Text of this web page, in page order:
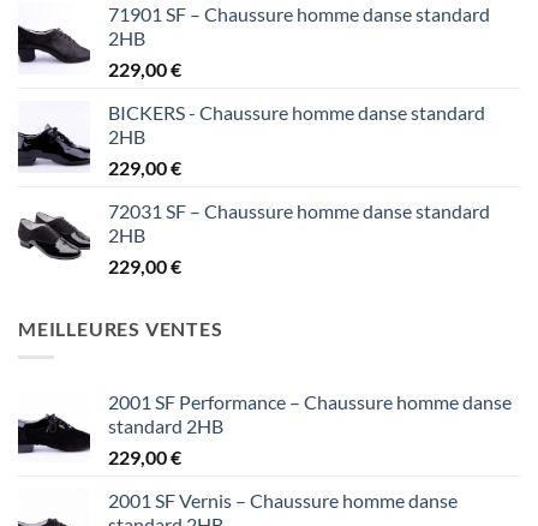
71901 SF – Chaussure homme danse standard
2HB
229,00€
BICKERS - Chaussure homme danse standard
2HB
229,00€
72031 SF – Chaussure homme danse standard
2HB
229,00€
MEILLEURES VENTES
2001 SF Performance – Chaussure homme danse
standard 2HB
229,00€
2001 SF Vernis – Chaussure homme danse